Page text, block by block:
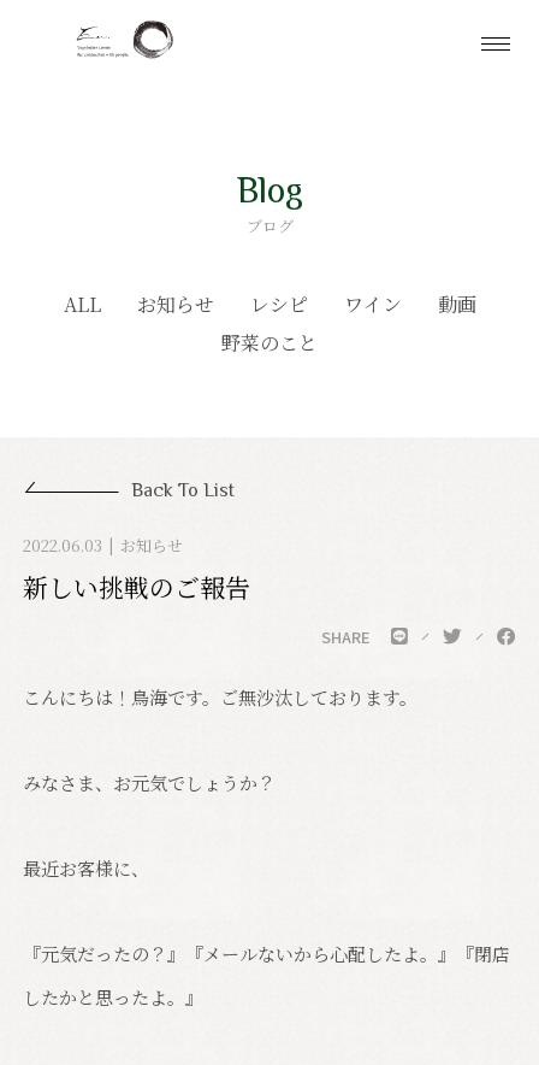
Blog
ブログ
ALL お知らせ レシピ ワイン
動画
野菜のこと
Back To List
2022.06.03 お知らせ
新しい挑戦のご報告
SHARE
こんにちは！鳥海です。ご無沙汰しております。
みなさま、お元気でしょうか？
最近お客様に、
『元気だったの？』『メールないから心配したよ。』『閉店
したかと思ったよ。』